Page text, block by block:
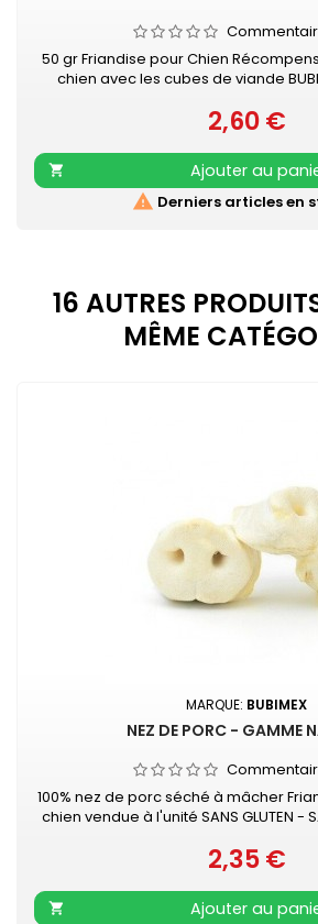
50 gr Friandise pour Chien
chien avec les cubes de viande
Prix
2,60 €

Ajouter au
 Derniers articles en
16 AUTRES
MÊME
MARQUE: BUBIMEX
NEZ DE PORC - GAMME
100% nez de porc séché à mâcher
chien vendue à l'unité SANS GLUTEN -
Prix
2,35 €

Ajouter au